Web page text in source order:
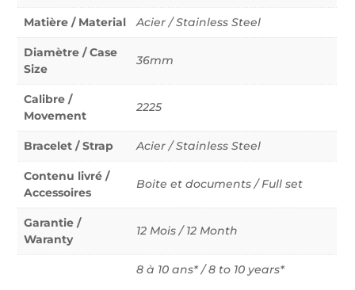
Matière / Material Acier / Stainless Steel
Diamètre / Case
Size
36mm
Calibre /
Movement
2225
Bracelet / Strap Acier / Stainless Steel
Contenu livré /
Accessoires
Boite et documents / Full set
Garantie /
Waranty
12 Mois / 12 Month
8 à 10 ans* / 8 to 10 years*